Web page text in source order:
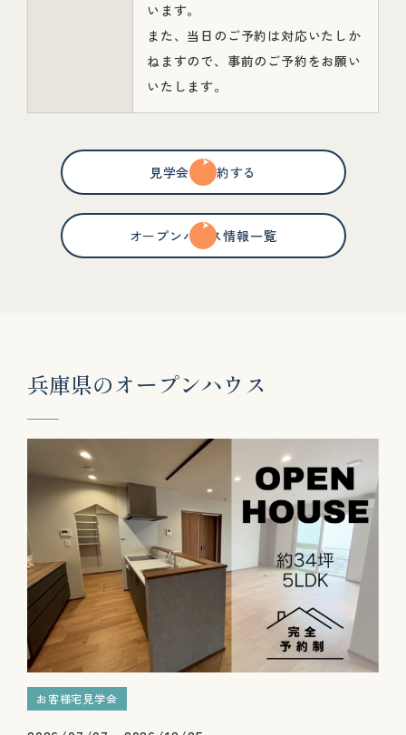
います。
また、当日のご予約は対応いたしか
ねますので、事前のご予約をお願い
いたします。
見学会を予約する
オープンハウス情報一覧
兵庫県のオープンハウ ス
お客様宅見学会